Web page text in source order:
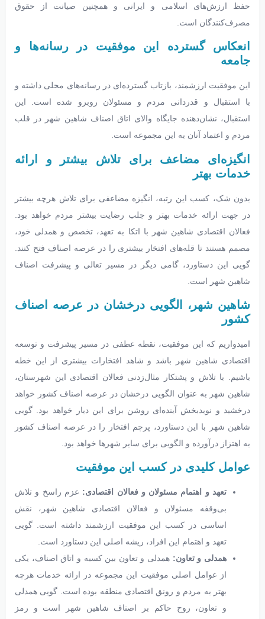
حفظ ارزش‌های اسلامی و ایرانی و همچنین صیانت از حقوق
مصرف‌کنندگان است.
انعکاس گسترده این موفقیت در رسانه‌ها و
جامعه
این موفقیت ارزشمند، بازتاب گسترده‌ای در رسانه‌های محلی داشته و
با استقبال و قدردانی مردم و مسئولان روبرو شده است. این
استقبال، نشان‌دهنده جایگاه والای اتاق اصناف شاهین شهر در قلب
مردم و اعتماد آنان به این مجموعه است.
انگیزه‌ای مضاعف برای تلاش بیشتر و ارائه
خدمات بهتر
بدون شک، کسب این رتبه، انگیزه مضاعفی برای تلاش هرچه بیشتر
در جهت ارائه خدمات بهتر و جلب رضایت بیشتر مردم خواهد بود.
فعالان اقتصادی شاهین شهر با اتکا به تعهد، تخصص و همدلی خود،
مصمم هستند تا قله‌های افتخار بیشتری را در عرصه اصناف فتح کنند.
گویی این دستاورد، گامی دیگر در مسیر تعالی و پیشرفت اصناف
شاهین شهر است.
شاهین شهر، الگویی درخشان در عرصه اصناف
کشور
امیدواریم که این موفقیت، نقطه عطفی در مسیر پیشرفت و توسعه
اقتصادی شاهین شهر باشد و شاهد افتخارات بیشتری از این خطه
باشیم. با تلاش و پشتکار مثال‌زدنی فعالان اقتصادی این شهرستان،
شاهین شهر به عنوان الگویی درخشان در عرصه اصناف کشور خواهد
درخشید و نویدبخش آینده‌ای روشن برای این دیار خواهد بود. گویی
شاهین شهر با این دستاورد، پرچم افتخار را در عرصه اصناف کشور
به اهتزاز درآورده و الگویی برای سایر شهرها خواهد بود.
عوامل کلیدی در کسب این موفقیت
تعهد و اهتمام مسئولان و فعالان اقتصادی: عزم راسخ و تلاش
بی‌وقفه مسئولان و فعالان اقتصادی شاهین شهر، نقش
اساسی در کسب این موفقیت ارزشمند داشته است. گویی
تعهد و اهتمام این افراد، ریشه اصلی این دستاورد است.
همدلی و تعاون: همدلی و تعاون بین کسبه و اتاق اصناف، یکی
از عوامل اصلی موفقیت این مجموعه در ارائه خدمات هرچه
بهتر به مردم و رونق اقتصادی منطقه بوده است. گویی همدلی
و تعاون، روح حاکم بر اصناف شاهین شهر است و رمز